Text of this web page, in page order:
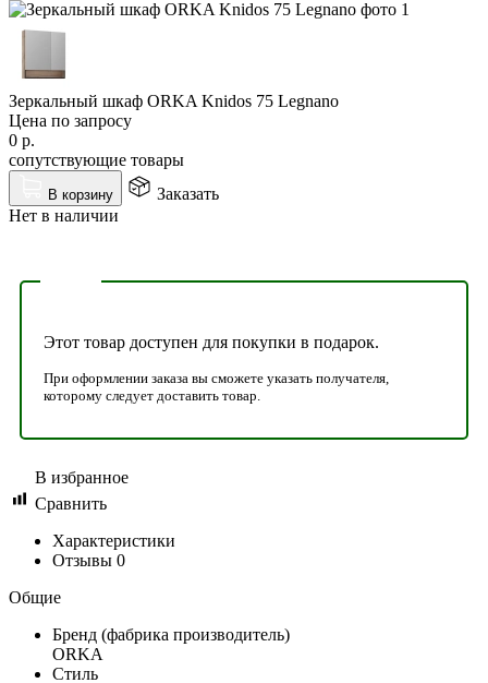
Зеркальный шкаф ORKA Knidos 75 Legnano
Цена по запросу
0 р.
сопутствующие товары
В корзину
Заказать
Нет в наличии
Этот товар доступен для покупки в подарок.
При оформлении заказа вы сможете указать получателя,
которому следует доставить товар.
В избранное
Сравнить
Характеристики
Отзывы 0
Общие
Бренд (фабрика производитель)
ORKA
Стиль